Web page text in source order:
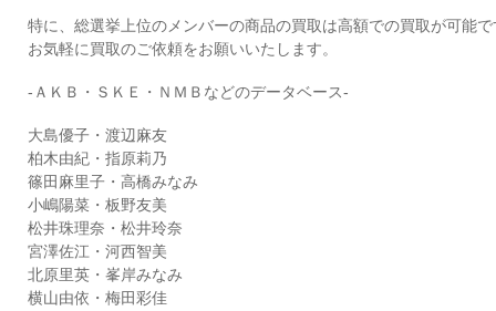
特に、総選挙上位のメンバーの商品の買取は高額での買取が可能
お気軽に買取のご依頼をお願いいたします。
-ＡＫＢ・ＳＫＥ・ＮＭＢなどのデータベース-
大島優子・渡辺麻友
柏木由紀・指原莉乃
篠田麻里子・高橋みなみ
小嶋陽菜・板野友美
松井珠理奈・松井玲奈
宮澤佐江・河西智美
北原里英・峯岸みなみ
横山由依・梅田彩佳